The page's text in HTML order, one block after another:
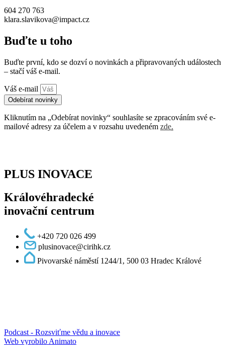
604 270 763
klara.slavikova@impact.cz
Buďte u toho
Buďte první, kdo se dozví o novinkách a připravovaných událostech
– stačí váš e-mail.
Váš e-mail
Odebírat novinky
Kliknutím na „Odebírat novinky“ souhlasíte se zpracováním své e-
mailové adresy za účelem a v rozsahu uvedeném zde.
PLUS INOVACE
Královéhradecké
inovační centrum
+420 720 026 499
plusinovace@cirihk.cz
Pivovarské náměstí 1244/1, 500 03 Hradec Králové
Podcast - Rozsviťme vědu a inovace
Web vyrobilo Animato